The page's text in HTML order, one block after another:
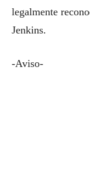
legalmente
Jenkins.
-Aviso-